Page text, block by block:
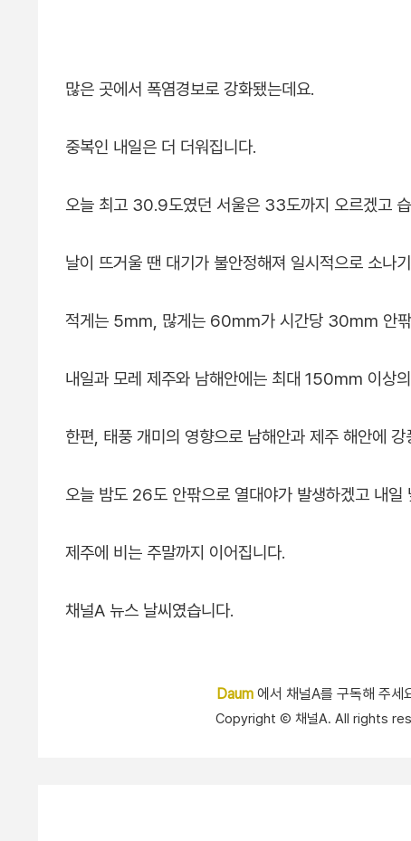
많은 곳에서 폭염경보로 강화됐는데요.
중복인 내일은 더 더워집니다.
오늘 최고 30.9도였던 서울은 33도까지 오르겠고
날이 뜨거울 땐 대기가 불안정해져 일시적으로 소나
적게는 5mm, 많게는 60mm가 시간당 30mm 안팎
내일과 모레 제주와 남해안에는 최대 150mm 이상
한편, 태풍 개미의 영향으로 남해안과 제주 해안에
오늘 밤도 26도 안팎으로 열대야가 발생하겠고 내
제주에 비는 주말까지 이어집니다.
채널A 뉴스 날씨였습니다.
Daum 에서 채널A를 구독해 주세
Copyright Ⓒ 채널A. All rights